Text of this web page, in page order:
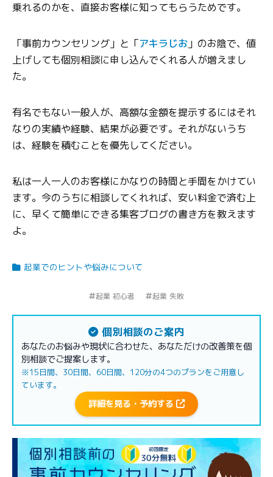
乗れるのかを、直接お客様に知ってもらうためです。
「事前カウンセリング」と「アキラじお 」のお陰で、値
上げしても個別相談に申し込んでくれる人が増えまし
た。
有名でもない一般人が、高額な金額を提示するにはそれ
なりの実績や経験、結果が必要です。それがないうち
は、経験を積むことを優先してください。
私は一人一人のお客様にかなりの時間と手間をかけてい
ます。今のうちに相談してくれれば、安い料金で済む上
に、早くて簡単にできる集客ブログの書き方を教えます
よ。
起業でのヒントや悩みについて
起業 初心者 起業 失敗
個別相談のご案内
あなたのお悩みや現状に合わせた、あなただけの改善策を個
別相談でご提案します。
※15日間、30日間、60日間、120分の4つのプランをご用意し
ています。
詳細を見る・予約する